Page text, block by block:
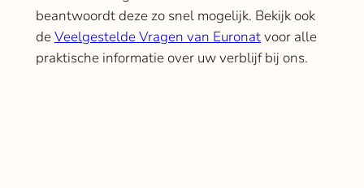
beantwoordt deze zo snel mogelijk. Bekijk ook
deVeelgestelde Vragen van Euronatvoor alle
praktische informatie over uw verblijf bij ons.